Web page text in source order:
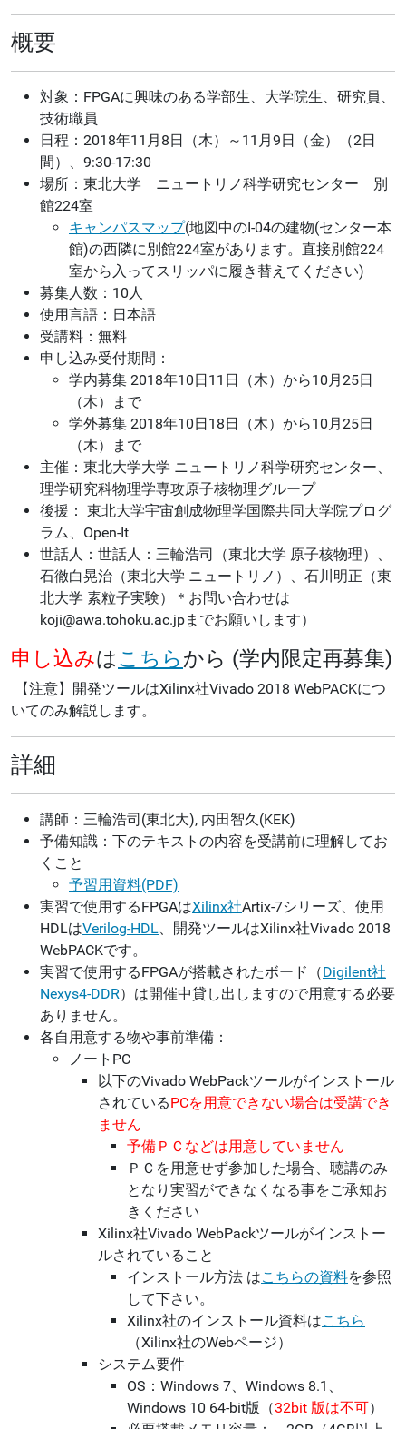
概要
対象：FPGAに興味のある学部生、大学院生、研究員、
技術職員
日程：2018年11月8日（木）～11月9日（金）（2日
間）、9:30-17:30
場所：東北大学 ニュートリノ科学研究センター 別
館224室
キャンパスマップ(地図中のI-04の建物(センター本
館)の西隣に別館224室があります。直接別館224
室から入ってスリッパに履き替えてください)
募集人数：10人
使用言語：日本語
受講料：無料
申し込み受付期間：
学内募集 2018年10日11日（木）から10月25日
（木）まで
学外募集 2018年10日18日（木）から10月25日
（木）まで
主催：東北大学大学 ニュートリノ科学研究センター、
理学研究科物理学専攻原子核物理グループ
後援： 東北大学宇宙創成物理学国際共同大学院プログ
ラム、Open-It
世話人：世話人：三輪浩司（東北大学 原子核物理）、
石徹白晃治（東北大学 ニュートリノ）、石川明正（東
北大学 素粒子実験）＊お問い合わせは
koji@awa.tohoku.ac.jpまでお願いします）
申し込みはこちらから (学内限定再募集)
【注意】開発ツールはXilinx社Vivado 2018 WebPACKにつ
いてのみ解説します。
詳細
講師：三輪浩司(東北大), 内田智久(KEK)
予備知識：下のテキストの内容を受講前に理解してお
くこと
予習用資料(PDF)
実習で使用するFPGAはXilinx社Artix-7シリーズ、使用
HDLはVerilog-HDL 、開発ツールはXilinx社Vivado 2018
WebPACKです。
実習で使用するFPGAが搭載されたボード（Digilent社
Nexys4-DDR）は開催中貸し出しますので用意する必要
ありません。
各自用意する物や事前準備：
ノートPC
以下のVivado WebPackツールがインストール
されているPCを用意できない場合は受講でき
ません
予備ＰＣなどは用意していません
ＰＣを用意せず参加した場合、聴講のみ
となり実習ができなくなる事をご承知お
きください
Xilinx社Vivado WebPackツールがインストー
ルされていること
インストール方法 はこちらの資料を参照
して下さい。
Xilinx社のインストール資料はこちら
（Xilinx社のWebページ）
システム要件
OS：Windows 7、Windows 8.1、
Windows 10 64-bit版（32bit 版は不可）